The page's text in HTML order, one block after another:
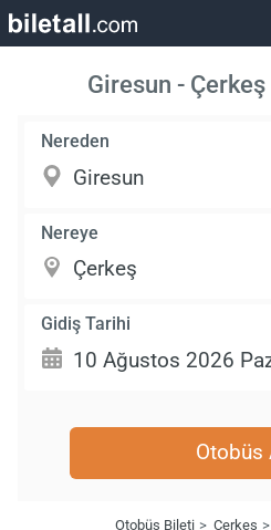
Giresun -
Nereden
Nereye
Gidiş Tarihi
Otobüs
Otobüs Bileti Çerkeş